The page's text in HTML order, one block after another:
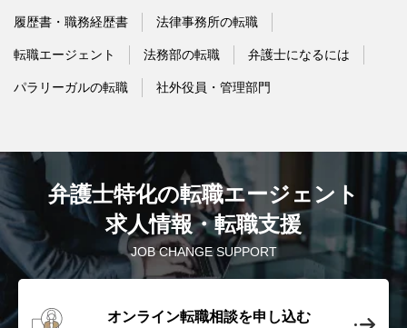
履歴書・職務経歴書 法律事務所の転職
転職エージェント 法務部の転職 弁護士になるには
パラリーガルの転職 社外役員・管理部門
JOB CHANGE SUPPORT
弁護士特化の転職エージェント
求人情報・転職支援
オンライン転職相談を申し込む